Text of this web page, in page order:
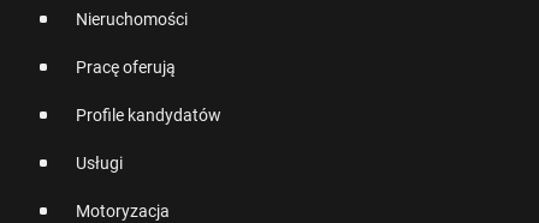
Nieruchomości
Pracę oferują
Profile kandydatów
Usługi
Motoryzacja